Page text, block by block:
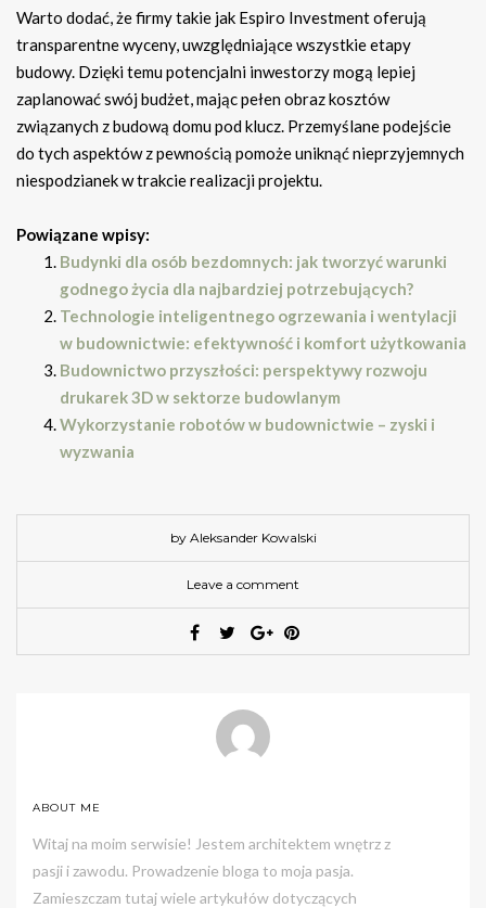
Warto dodać, że firmy takie jak Espiro Investment oferują
transparentne wyceny, uwzględniające wszystkie etapy
budowy. Dzięki temu potencjalni inwestorzy mogą lepiej
zaplanować swój budżet, mając pełen obraz kosztów
związanych z budową domu pod klucz. Przemyślane podejście
do tych aspektów z pewnością pomoże uniknąć nieprzyjemnych
niespodzianek w trakcie realizacji projektu.
Powiązane wpisy:
Budynki dla osób bezdomnych: jak tworzyć warunki
godnego życia dla najbardziej potrzebujących?
Technologie inteligentnego ogrzewania i wentylacji
w budownictwie: efektywność i komfort użytkowania
Budownictwo przyszłości: perspektywy rozwoju
drukarek 3D w sektorze budowlanym
Wykorzystanie robotów w budownictwie – zyski i
wyzwania
by Aleksander Kowalski
Leave a comment
ABOUT ME
Witaj na moim serwisie! Jestem architektem wnętrz z
pasji i zawodu. Prowadzenie bloga to moja pasja.
Zamieszczam tutaj wiele artykułów dotyczących